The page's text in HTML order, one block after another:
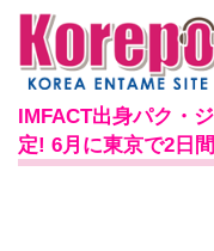
IMFACT出身パク・
定! 6月に東京で2日